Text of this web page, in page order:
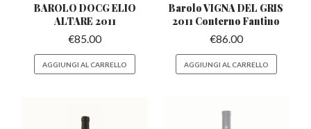
BAROLO DOCG ELIO
ALTARE 2011
€85.00
AGGIUNGI AL CARRELLO
Barolo VIGNA DEL GRIS
2011 Conterno Fantino
€86.00
AGGIUNGI AL CARRELLO